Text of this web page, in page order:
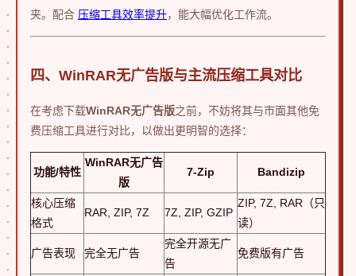
夹。配合 压缩工具效率提升，能大幅优化工作流。
四、WinRAR无广告版与主流压缩工具对比
在考虑下载WinRAR无广告版之前，不妨将其与市面其他免
费压缩工具进行对比，以做出更明智的选择：
功能/特性
WinRAR无广告
版
7-Zip Bandizip
核心压缩
格式
RAR, ZIP, 7Z 7Z, ZIP, GZIP
ZIP, 7Z, RAR（只
读）
广告表现 完全无广告
完全开源无广
告
免费版有广告